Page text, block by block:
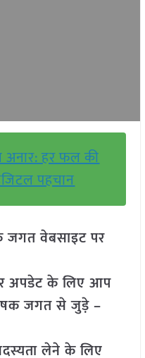
अनार: हर फल की
पहचान
जगत वेबसाइट पर
अपडेट के लिए आप
जगत से जुड़े –
लेने के लिए